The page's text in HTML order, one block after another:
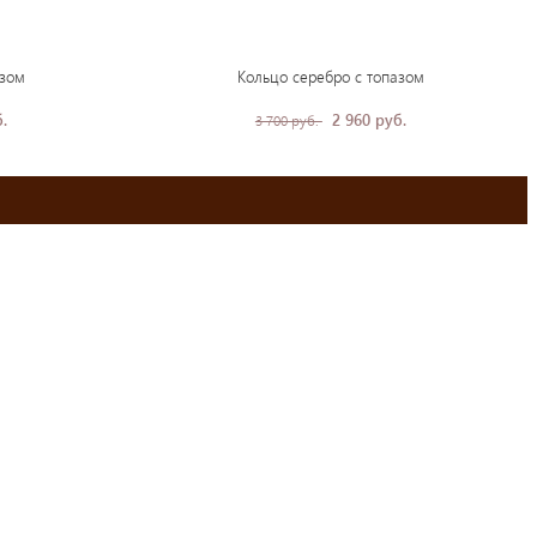
Кольцо серебро с топазом
3 700 руб. 2 960 руб.